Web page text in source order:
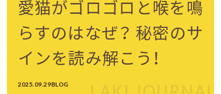
愛猫がゴロゴロと喉を鳴
らすのはなぜ？ 秘密のサ
インを読み解こう！
2025.09.29BLOG